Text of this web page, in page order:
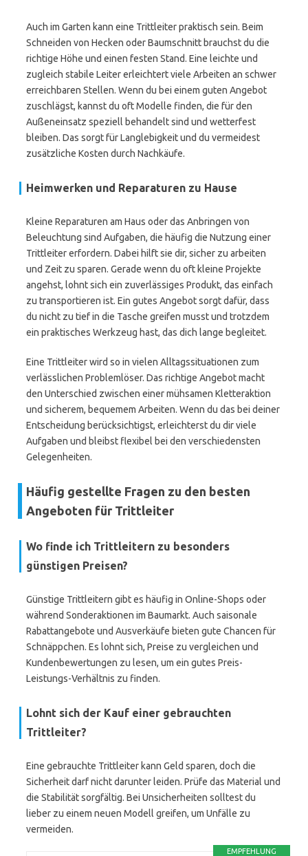
Auch im Garten kann eine Trittleiter praktisch sein. Beim
Schneiden von Hecken oder Baumschnitt brauchst du die
richtige Höhe und einen festen Stand. Eine leichte und
zugleich stabile Leiter erleichtert viele Arbeiten an schwer
erreichbaren Stellen. Wenn du bei einem guten Angebot
zuschlägst, kannst du oft Modelle finden, die für den
Außeneinsatz speziell behandelt sind und wetterfest
bleiben. Das sorgt für Langlebigkeit und du vermeidest
zusätzliche Kosten durch Nachkäufe.
Heimwerken und Reparaturen zu Hause
Kleine Reparaturen am Haus oder das Anbringen von
Beleuchtung sind Aufgaben, die häufig die Nutzung einer
Trittleiter erfordern. Dabei hilft sie dir, sicher zu arbeiten
und Zeit zu sparen. Gerade wenn du oft kleine Projekte
angehst, lohnt sich ein zuverlässiges Produkt, das einfach
zu transportieren ist. Ein gutes Angebot sorgt dafür, dass
du nicht zu tief in die Tasche greifen musst und trotzdem
ein praktisches Werkzeug hast, das dich lange begleitet.
Eine Trittleiter wird so in vielen Alltagssituationen zum
verlässlichen Problemlöser. Das richtige Angebot macht
den Unterschied zwischen einer mühsamen Kletteraktion
und sicherem, bequemem Arbeiten. Wenn du das bei deiner
Entscheidung berücksichtigst, erleichterst du dir viele
Aufgaben und bleibst flexibel bei den verschiedensten
Gelegenheiten.
Häufig gestellte Fragen zu den besten
Angeboten für Trittleiter
Wo finde ich Trittleitern zu besonders
günstigen Preisen?
Günstige Trittleitern gibt es häufig in Online-Shops oder
während Sonderaktionen im Baumarkt. Auch saisonale
Rabattangebote und Ausverkäufe bieten gute Chancen für
Schnäppchen. Es lohnt sich, Preise zu vergleichen und
Kundenbewertungen zu lesen, um ein gutes Preis-
Leistungs-Verhältnis zu finden.
Lohnt sich der Kauf einer gebrauchten
Trittleiter?
Eine gebrauchte Trittleiter kann Geld sparen, doch die
Sicherheit darf nicht darunter leiden. Prüfe das Material und
die Stabilität sorgfältig. Bei Unsicherheiten solltest du
lieber zu einem neuen Modell greifen, um Unfälle zu
vermeiden.
EMPFEHLUNG